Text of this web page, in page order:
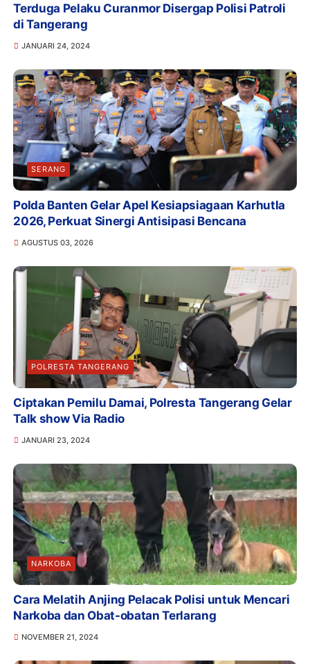
Terduga Pelaku Curanmor Disergap Polisi Patroli
di Tangerang
JANUARI 24, 2024
SERANG
Polda Banten Gelar Apel Kesiapsiagaan Karhutla
2026, Perkuat Sinergi Antisipasi Bencana
AGUSTUS 03, 2026
POLRESTA TANGERANG
Ciptakan Pemilu Damai, Polresta Tangerang Gelar
Talk show Via Radio
JANUARI 23, 2024
NARKOBA
Cara Melatih Anjing Pelacak Polisi untuk Mencari
Narkoba dan Obat-obatan Terlarang
NOVEMBER 21, 2024